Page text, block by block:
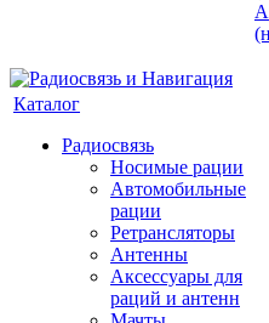
Каталог
Радиосвязь
Носимые рации
Автомобильные
рации
Ретрансляторы
Антенны
Аксессуары для
раций и антенн